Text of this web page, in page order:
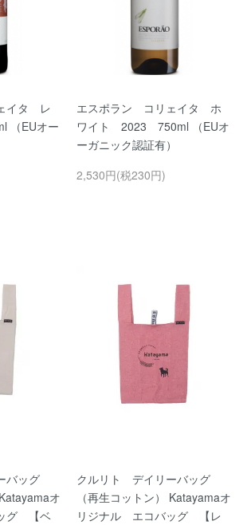
イタ レ
（EUオー
エスポラン コリェイタ ホ
ワイト 2023 750ml （EUオ
ーガニック認証有）
2,530円(税230円)
バッグ
オ
グ 【ベ
クルリト デイリーバッグ
（再生コットン） Katayamaオ
リジナル エコバッグ 【レ